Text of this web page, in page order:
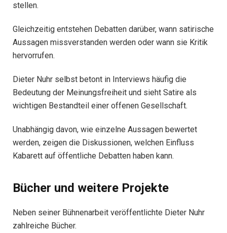
stellen.
Gleichzeitig entstehen Debatten darüber, wann satirische
Aussagen missverstanden werden oder wann sie Kritik
hervorrufen.
Dieter Nuhr selbst betont in Interviews häufig die
Bedeutung der Meinungsfreiheit und sieht Satire als
wichtigen Bestandteil einer offenen Gesellschaft.
Unabhängig davon, wie einzelne Aussagen bewertet
werden, zeigen die Diskussionen, welchen Einfluss
Kabarett auf öffentliche Debatten haben kann.
Bücher und weitere Projekte
Neben seiner Bühnenarbeit veröffentlichte Dieter Nuhr
zahlreiche Bücher.